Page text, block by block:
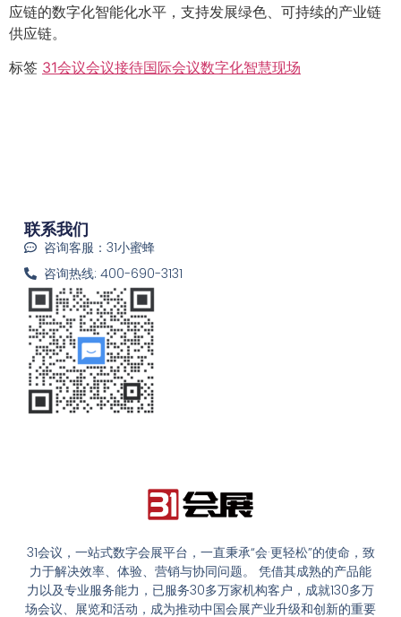
应链的数字化智能化水平，支持发展绿色、可持续的产业链
供应链。
标签 31会议会议接待国际会议数字化智慧现场
31会议，一站式数字会展平台，一直秉承“会·更轻松”的使命，致
力于解决效率、体验、营销与协同问题。 凭借其成熟的产品能
力以及专业服务能力，已服务30多万家机构客户，成就130多万
场会议、展览和活动，成为推动中国会展产业升级和创新的重要
联系我们
咨询客服：31小蜜蜂
咨询热线: 400-690-3131